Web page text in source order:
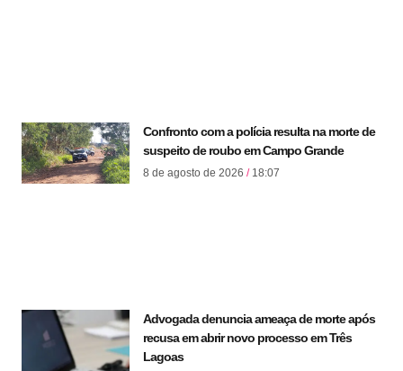
Confronto com a polícia resulta na morte de
suspeito de roubo em Campo Grande
8 de agosto de 2026 18:07
Advogada denuncia ameaça de morte após
recusa em abrir novo processo em Três
Lagoas